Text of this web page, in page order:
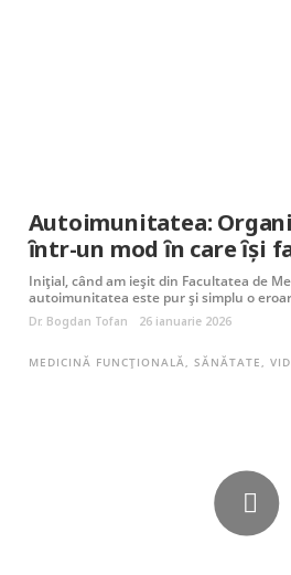
Autoimunitatea:
ȋntr-un mod ȋn care ȋşi
Iniţial, când am ieşit din Facultatea de
autoimunitatea este pur şi simplu o
Dr. Bogdan Tofan 26 ianuarie 2026
MEDICINĂ FUNCȚIONALĂ SĂNĂTATE ,